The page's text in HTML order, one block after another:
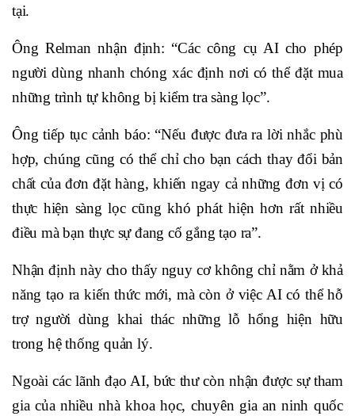
tại.
Ông Relman nhận định: “Các công cụ AI cho phép
người dùng nhanh chóng xác định nơi có thể đặt mua
những trình tự không bị kiểm tra sàng lọc”.
Ông tiếp tục cảnh báo: “Nếu được đưa ra lời nhắc phù
hợp, chúng cũng có thể chỉ cho bạn cách thay đổi bản
chất của đơn đặt hàng, khiến ngay cả những đơn vị có
thực hiện sàng lọc cũng khó phát hiện hơn rất nhiều
điều mà bạn thực sự đang cố gắng tạo ra”.
Nhận định này cho thấy nguy cơ không chỉ nằm ở khả
năng tạo ra kiến thức mới, mà còn ở việc AI có thể hỗ
trợ người dùng khai thác những lỗ hổng hiện hữu
trong hệ thống quản lý.
Ngoài các lãnh đạo AI, bức thư còn nhận được sự tham
gia của nhiều nhà khoa học, chuyên gia an ninh quốc